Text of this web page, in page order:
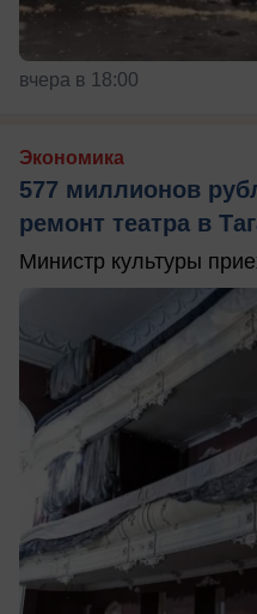
вчера в 18:00
Экономика
577 миллионов
ремонт театра в
Министр культуры